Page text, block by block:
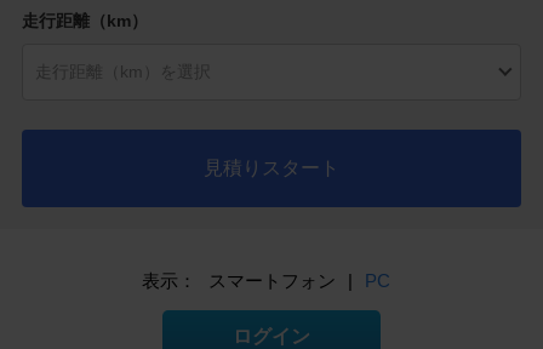
走行距離（km）
見積りスタート
表示： スマートフォン | PC
ログイン